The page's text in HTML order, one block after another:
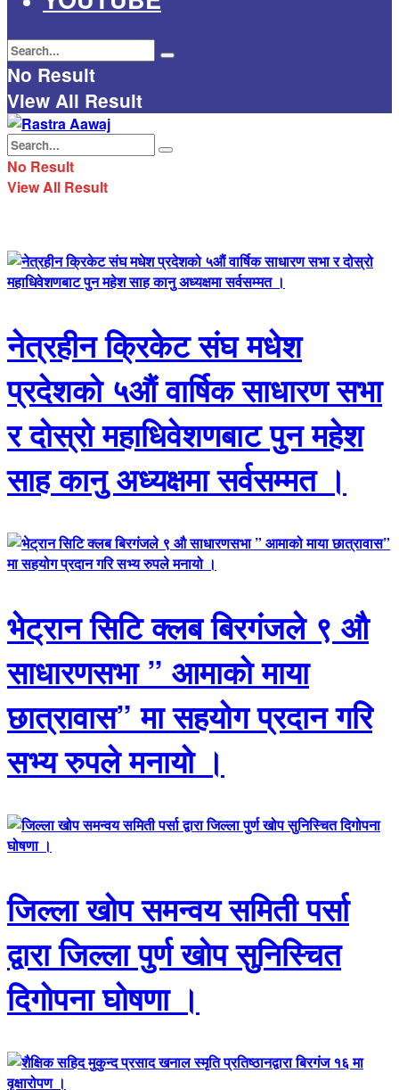
No Result
View All Result
No Result
View All Result
नेत्रहीन क्रिकेट संघ मधेश
प्रदेशको ५औं वार्षिक साधारण सभा
र दोस्रो महाधिवेशणबाट पुन महेश
साह कानु अध्यक्षमा सर्वसम्मत ।
भेट्रान सिटि क्लब बिरगंजले ९ औ
साधारणसभा ” आमाको माया
छात्रावास” मा सहयोग प्रदान गरि
सभ्य रुपले मनायो ।
जिल्ला खोप समन्वय समिती पर्सा
द्वारा जिल्ला पुर्ण खोप सुनिस्चित
दिगोपना घोषणा ।